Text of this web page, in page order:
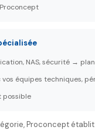
NAS, sécurité →
équipes techniques,
possible
Proconcept